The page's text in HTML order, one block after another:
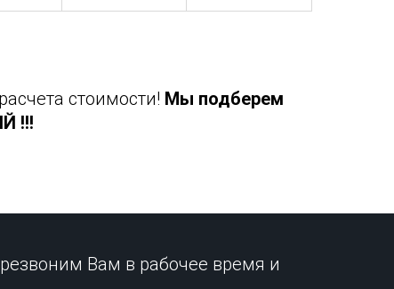
стоимости! Мы подберем
!!!
Вам в рабочее время и